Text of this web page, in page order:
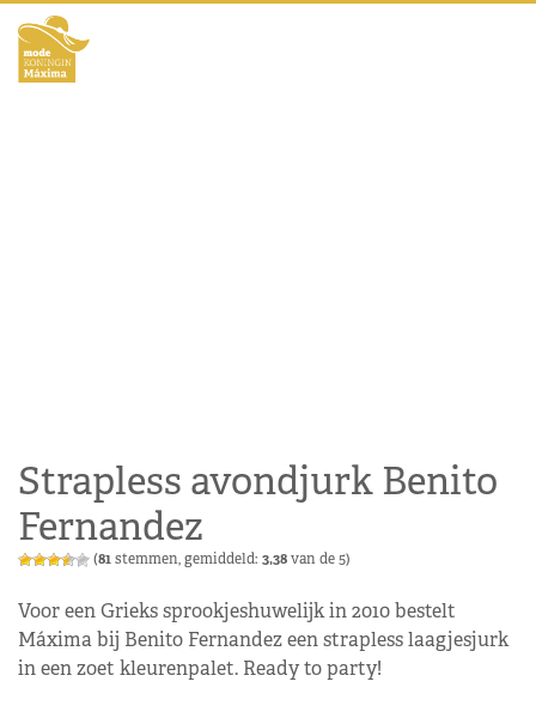
Strapless avondjurk Benito
Fernandez
(81stemmen, gemiddeld: 3,38van de 5)
Voor een Grieks sprookjeshuwelijk in 2010 bestelt
Máxima bij Benito Fernandez een strapless laagjesjurk
in een zoet kleurenpalet. Ready to party!